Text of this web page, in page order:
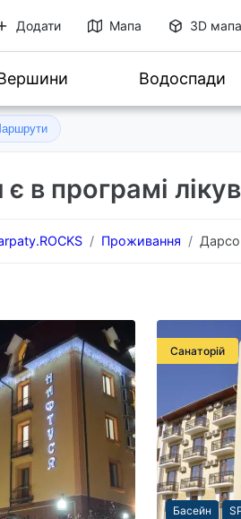
Додати Мапа 3D мапа
Водоспади
в програмі
Проживання
Санаторій
Басейн